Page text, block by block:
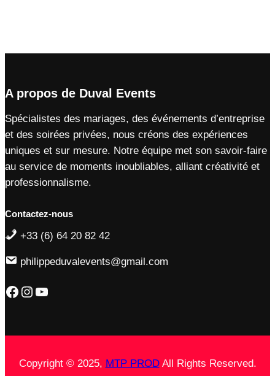
A propos de Duval Events
Spécialistes des mariages, des événements d’entreprise
et des soirées privées, nous créons des expériences
uniques et sur mesure. Notre équipe met son savoir-faire
au service de moments inoubliables, alliant créativité et
professionnalisme.
Contactez-nous
+33 (6) 64 20 82 42
philippeduvalevents@gmail.com
Copyright © 2025, MTP PRODAll Rights Reserved.